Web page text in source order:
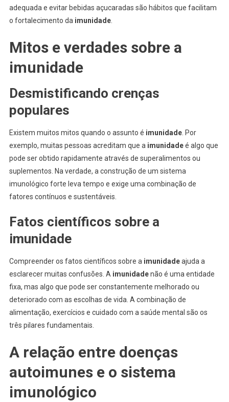
adequada e evitar bebidas açucaradas são hábitos que facilitam
o fortalecimento da imunidade.
Mitos e verdades sobre a
imunidade
Desmistificando crenças
populares
Existem muitos mitos quando o assunto é imunidade. Por
exemplo, muitas pessoas acreditam que a imunidadeé algo que
pode ser obtido rapidamente através de superalimentos ou
suplementos. Na verdade, a construção de um sistema
imunológico forte leva tempo e exige uma combinação de
fatores contínuos e sustentáveis.
Fatos científicos sobre a
imunidade
Compreender os fatos científicos sobre a imunidadeajuda a
esclarecer muitas confusões. A imunidadenão é uma entidade
fixa, mas algo que pode ser constantemente melhorado ou
deteriorado com as escolhas de vida. A combinação de
alimentação, exercícios e cuidado com a saúde mental são os
três pilares fundamentais.
A relação entre doenças
autoimunes e o sistema
imunológico